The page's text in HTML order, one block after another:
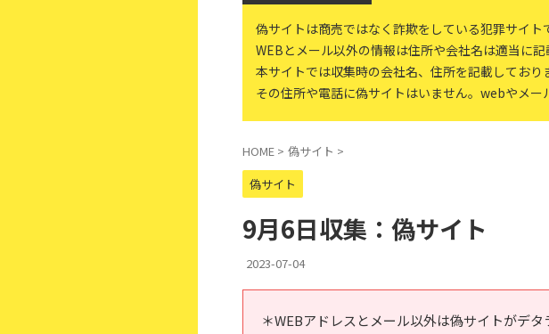
偽サイトは商売ではなく詐欺をしている犯罪サイト
WEBとメール以外の情報は住所や会社名は適当に記
本サイトでは収集時の会社名、住所を記載しており
その住所や電話に偽サイトはいません。webやメー
HOME > 偽サイト >
偽サイト
9月6日収集：偽サイト
2023-07-04
＊WEBアドレスとメール以外は偽サイトがデ